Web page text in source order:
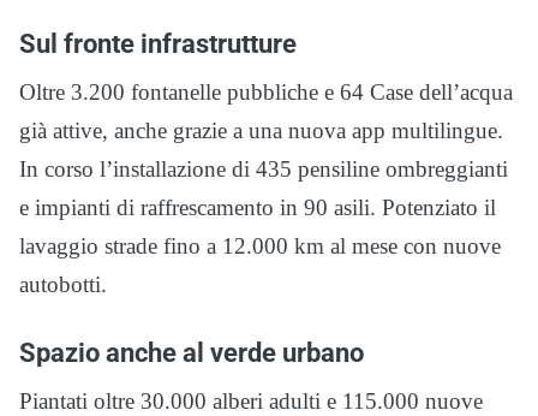
Sul fronte infrastrutture
Oltre 3.200 fontanelle pubbliche e 64 Case dell’acqua
già attive, anche grazie a una nuova app multilingue.
In corso l’installazione di 435 pensiline ombreggianti
e impianti di raffrescamento in 90 asili. Potenziato il
lavaggio strade fino a 12.000 km al mese con nuove
autobotti.
Spazio anche al verde urbano
Piantati oltre 30.000 alberi adulti e 115.000 nuove